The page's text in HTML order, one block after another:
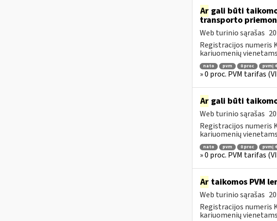
Argali būti
transporto
Web turinio sąrašas
Registracijos numeris
kariuomenių
nato pvm 0 proc pvmį
» 0 proc. PVM tarifas
Argali būti
Web turinio sąrašas
Registracijos numeris
kariuomenių
nato pvm 0 proc pvmį
» 0 proc. PVM tarifas
Artaikomos PVM
Web turinio sąrašas
Registracijos numeris
kariuomenių